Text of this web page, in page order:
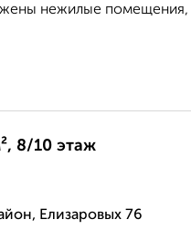
нежилые
8/10 этаж
Елизаровых 76